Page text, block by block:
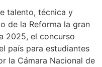
talento, técnica y
de la Reforma la gran
2025, el concurso
país para estudiantes
la Cámara Nacional de